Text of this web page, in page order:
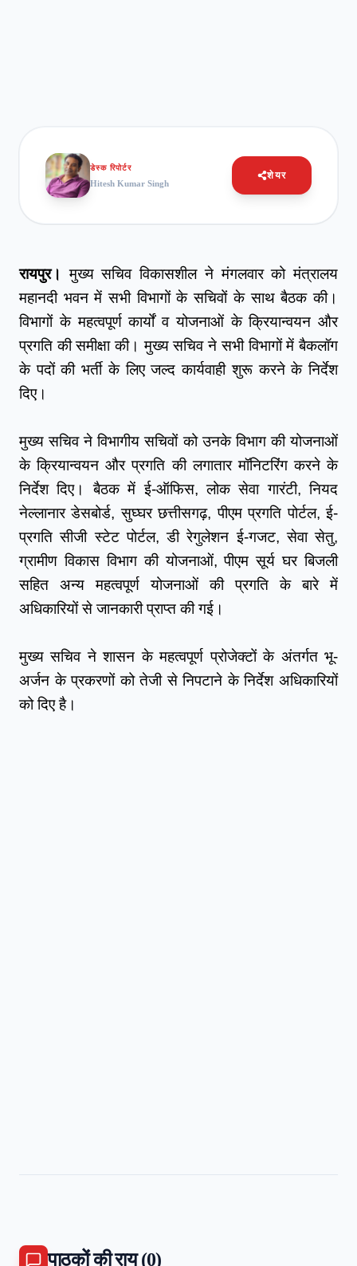
डेस्क रिपोर्टर
Hitesh Kumar Singh
शेयर
रायपुर। मुख्य सचिव विकासशील ने मंगलवार को मंत्रालय
महानदी भवन में सभी विभागों के सचिवों के साथ बैठक की।
विभागों के महत्वपूर्ण कार्यों व योजनाओं के क्रियान्वयन और
प्रगति की समीक्षा की। मुख्य सचिव ने सभी विभागों में बैकलॉग
के पदों की भर्ती के लिए जल्द कार्यवाही शुरू करने के निर्देश
दिए।
मुख्य सचिव ने विभागीय सचिवों को उनके विभाग की योजनाओं
के क्रियान्वयन और प्रगति की लगातार मॉनिटरिंग करने के
निर्देश दिए। बैठक में ई-ऑफिस, लोक सेवा गारंटी, नियद
नेल्लानार डेसबोर्ड, सुघ्घर छत्तीसगढ़, पीएम प्रगति पोर्टल, ई-
प्रगति सीजी स्टेट पोर्टल, डी रेगुलेशन ई-गजट, सेवा सेतु,
ग्रामीण विकास विभाग की योजनाओं, पीएम सूर्य घर बिजली
सहित अन्य महत्वपूर्ण योजनाओं की प्रगति के बारे में
अधिकारियों से जानकारी प्राप्त की गई।
मुख्य सचिव ने शासन के महत्वपूर्ण प्रोजेक्टों के अंतर्गत भू-
अर्जन के प्रकरणों को तेजी से निपटाने के निर्देश अधिकारियों
को दिए है।
पाठकों की राय (0)